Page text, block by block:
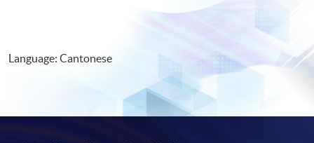
Language: Cantonese